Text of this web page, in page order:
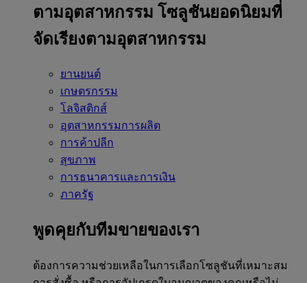
ตามอุตสาหกรรม โซลูชันยอดนิยมที่
จัดเรียงตามอุตสาหกรรม
ยานยนต์
เกษตรกรรม
โลจิสติกส์
อุตสาหกรรมการผลิต
การค้าปลีก
สุขภาพ
การธนาคารและการเงิน
ภาครัฐ
พูดคุยกับทีมขายของเรา
ต้องการความช่วยเหลือในการเลือกโซลูชันที่เหมาะสม